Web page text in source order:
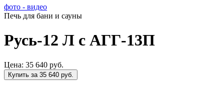
фото - видео
Печь для бани и сауны
Русь-12 Л с АГГ-13П
Цена: 35 640 руб.
Купить за 35 640 руб.